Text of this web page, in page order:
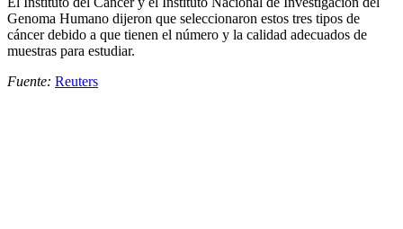
Genoma Humano dijeron que seleccionaron estos tres tipos de
cáncer debido a que tienen el número y la calidad adecuados de
muestras para estudiar.
Fuente: Reuters